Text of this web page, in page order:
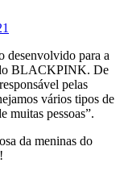
desenvolvido para a
do BLACKPINK. De
pelas
vários tipos de
muitas pessoas”.
da meninas do